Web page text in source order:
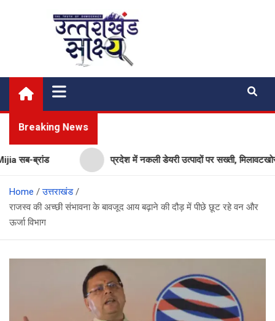
Uttarakhand Shakshya
My News Portal
Breaking News
ब्रांड प्रदेश में नकली डेयरी उत्पादों पर सख्ती, मिलावटखोरों
Home
उत्तराखंड
राजस्व की अच्छी संभावना के बावजूद आय बढ़ाने की दौड़ में पीछे छूट रहे वन और
ऊर्जा विभाग